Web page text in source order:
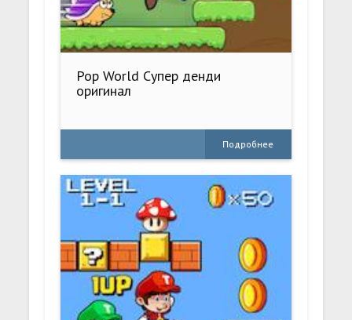
Pop World Супер денди
оригинал
Подробнее